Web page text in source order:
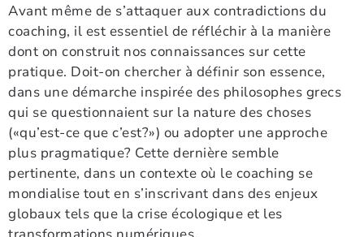
Avant même de s’attaquer aux contradictions du
coaching, il est essentiel de réfléchir à la manière
dont on construit nos connaissances sur cette
pratique. Doit-on chercher à définir son essence,
dans une démarche inspirée des philosophes grecs
qui se questionnaient sur la nature des choses
(«qu’est-ce que c’est?») ou adopter une approche
plus pragmatique? Cette dernière semble
pertinente, dans un contexte où le coaching se
mondialise tout en s’inscrivant dans des enjeux
globaux tels que la crise écologique et les